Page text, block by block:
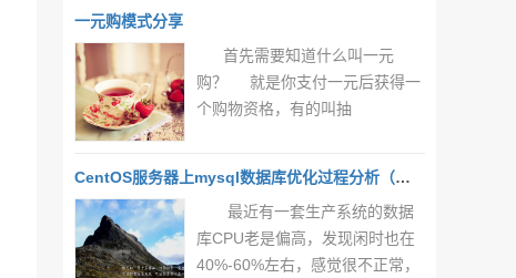
一元购模式分享
首先需要知道什么叫一元
购？ 就是你支付一元后获得一
个购物资格，有的叫抽
CentOS服务器上mysql数据库优化过程分析（一）
最近有一套生产系统的数据
库CPU老是偏高，发现闲时也在
40%-60%左右，感觉很不正常，